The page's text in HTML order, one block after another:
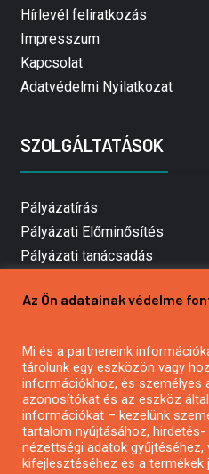
Hírlevél feliratkozás
Impresszum
Kapcsolat
Adatvédelmi Nyilatkozat
SZOLGÁLTATÁSOK
Pályázatírás
Pályázati Előminősítés
Pályázati tanácsadás
Mezőgazdasági pályázatírás
Pályázatírás civil
Pályázatírás
Pályázatfigyelés
Specifikus pályázatfigyelés
Az Ön adatainak védelme
Mi és a partnereink
tárolunk egy eszközön vagy
információkhoz, és személyes
azonosítókat és az eszköz
információkat – kezelünk
tartalom nyújtásához,
nézettségi adatok gyűjtéséhez,
kifejlesztéséhez és a termékek